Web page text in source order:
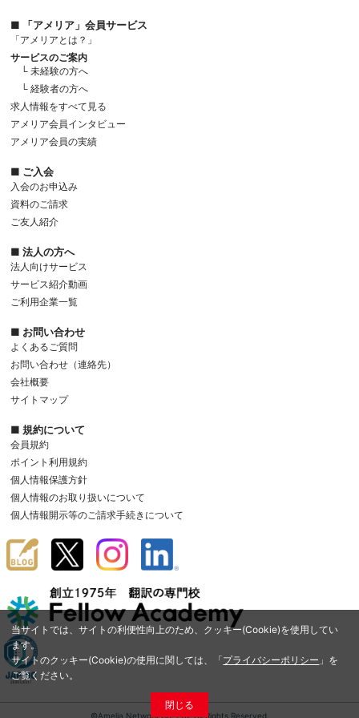
当サイトでは、サイトの利便性向上のため、クッキー(Cookie)を使用してい
ます。
サイトのクッキー(Cookie)の使用に関しては、「プライバシーポリシー 」を
ご覧ください。
閉じる
■ 「アメリア」会員サービス
「アメリアとは？」
サービスのご案内
└ 未経験の方へ
└ 経験者の方へ
求人情報をすべて見る
アメリア会員インタビュー
アメリア会員の実績
■ ご入会
入会のお申込み
資料のご請求
ご友人紹介
■ 法人の方へ
法人向けサービス
サービス紹介動画
ご利用企業一覧
■ お問い合わせ
よくあるご質問
お問い合わせ（連絡先）
会社概要
サイトマップ
■ 規約について
会員規約
ポイント利用規約
個人情報保護方針
個人情報のお取り扱いについて
個人情報開示等のご請求手続きについて
©Amelia Network Co.,Ltd. All Rights Reserved.